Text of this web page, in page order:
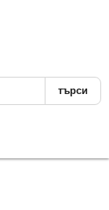
търси